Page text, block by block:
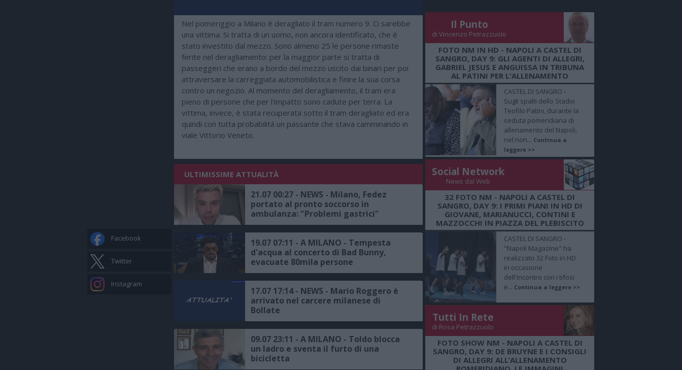
Facebook
Twitter
Instagram
Nel pomeriggio a Milano è deragliato il tram numero 9. Ci sarebbe
una vittima. Si tratta di un uomo, non ancora identificato, che è
stato investito dal mezzo. Sono almeno 25 le persone rimaste
ferite nel deragliamento: per la maggior parte si tratta di
passeggeri che erano a bordo del mezzo uscito dai binari per poi
attraversare la carreggiata automobilistica e finire la sua corsa
contro un negozio. Al momento del deragliamento, il tram era
pieno di persone che per l'impatto sono cadute per terra. La
vittima, invece, è stata recuperata sotto il tram deragliato ed era
quindi con tutta probabilità un passante che stava camminando in
viale Vittorio Veneto.
ULTIMISSIME ATTUALITÀ
21.07 00:27 - NEWS - Milano, Fedez
portato al pronto soccorso in
ambulanza: "Problemi gastrici"
19.07 07:11 - A MILANO - Tempesta
d'acqua al concerto di Bad Bunny,
evacuate 80mila persone
17.07 17:14 - NEWS - Mario Roggero è
arrivato nel carcere milanese di
Bollate
09.07 23:11 - A MILANO - Toldo blocca
un ladro e sventa il furto di una
bicicletta
Il Punto
di Vincenzo Petrazzuolo
FOTO NM IN HD - NAPOLI A CASTEL DI
SANGRO, DAY 9: GLI AGENTI DI ALLEGRI,
GABRIEL JESUS E ANGUISSA IN TRIBUNA
AL PATINI PER L'ALLENAMENTO
CASTEL DI SANGRO -
Sugli spalti dello Stadio
Teofilo Patini, durante la
seduta pomeridiana di
allenamento del Napoli,
nel non... Continua a
leggere >>
Social Network
News dal Web
32 FOTO NM - NAPOLI A CASTEL DI
SANGRO, DAY 9: I PRIMI PIANI IN HD DI
GIOVANE, MARIANUCCI, CONTINI E
MAZZOCCHI IN PIAZZA DEL PLEBISCITO
CASTEL DI SANGRO -
"Napoli Magazine" ha
realizzato 32 Foto in HD
in occasione
dell'incontro con i tifosi
e... Continua a leggere >>
Tutti In Rete
di Rosa Petrazzuolo
FOTO SHOW NM - NAPOLI A CASTEL DI
SANGRO, DAY 9: DE BRUYNE E I CONSIGLI
DI ALLEGRI ALL’ALLENAMENTO